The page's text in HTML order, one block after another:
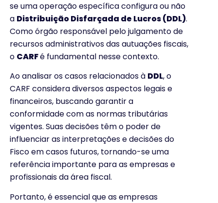
se uma operação específica configura ou não
a Distribuição Disfarçada de Lucros (DDL).
Como órgão responsável pelo julgamento de
recursos administrativos das autuações fiscais,
o CARFé fundamental nesse contexto.
Ao analisar os casos relacionados à DDL, o
CARF considera diversos aspectos legais e
financeiros, buscando garantir a
conformidade com as normas tributárias
vigentes. Suas decisões têm o poder de
influenciar as interpretações e decisões do
Fisco em casos futuros, tornando-se uma
referência importante para as empresas e
profissionais da área fiscal.
Portanto, é essencial que as empresas